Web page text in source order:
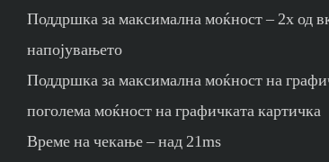
Поддршка за максимална моќност – 2x од
напојувањето
Поддршка за максимална моќност на
поголема моќност на графичката картичка
Време на чекање – над 21ms